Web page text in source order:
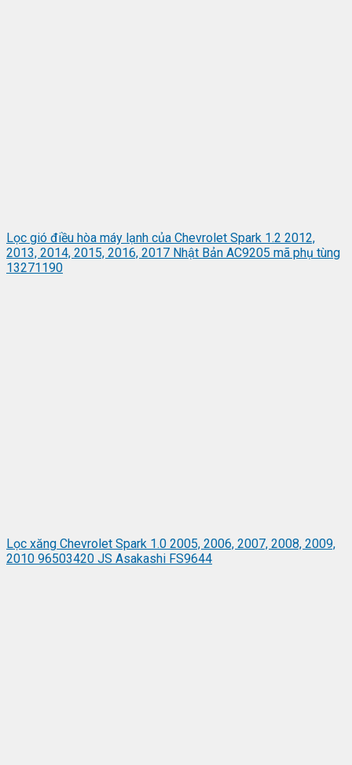
Lọc gió điều hòa máy lạnh của Chevrolet Spark 1.2 2012,
2013, 2014, 2015, 2016, 2017 Nhật Bản AC9205 mã phụ tùng
13271190
Lọc xăng Chevrolet Spark 1.0 2005, 2006, 2007, 2008, 2009,
2010 96503420 JS Asakashi FS9644